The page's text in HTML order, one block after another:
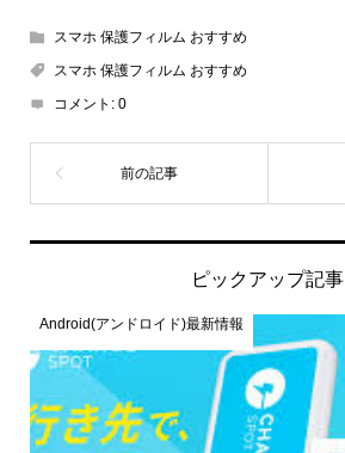
スマホ 保護フィルム おすすめ
スマホ 保護フィルム おすすめ
コメント: 0
ピックアップ記事
Android(アンドロイド)最新情報